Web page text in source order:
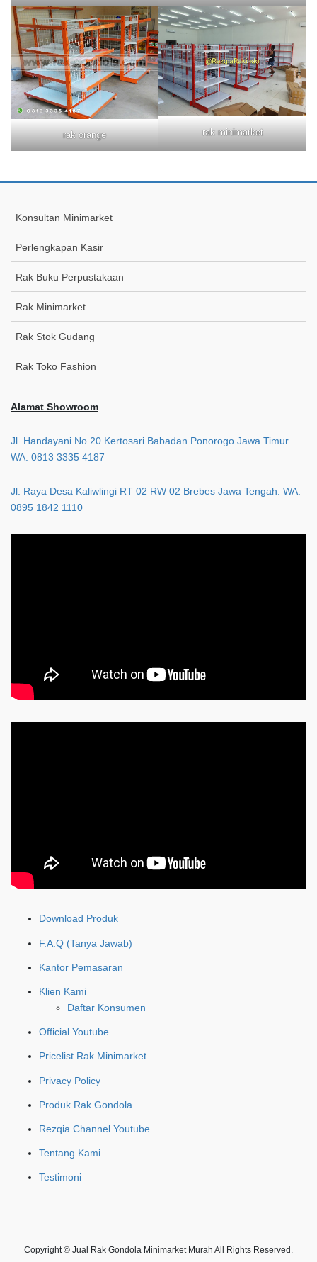
rak orange rak minimarket
Konsultan Minimarket
Perlengkapan Kasir
Rak Buku Perpustakaan
Rak Minimarket
Rak Stok Gudang
Rak Toko Fashion
Alamat Showroom
Jl. Handayani No.20 Kertosari Babadan Ponorogo Jawa Timur.
WA: 0813 3335 4187
Jl. Raya Desa Kaliwlingi RT 02 RW 02 Brebes Jawa Tengah. WA:
0895 1842 1110
Download Produk
F.A.Q (Tanya Jawab)
Kantor Pemasaran
Klien Kami
Daftar Konsumen
Official Youtube
Pricelist Rak Minimarket
Privacy Policy
Produk Rak Gondola
Rezqia Channel Youtube
Tentang Kami
Testimoni
Copyright © Jual Rak Gondola Minimarket Murah All Rights Reserved.